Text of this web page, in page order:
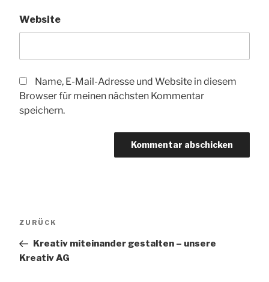
Website
Name, E-Mail-Adresse und Website in diesem
Browser für meinen nächsten Kommentar
speichern.
Vorheriger
ZURÜCK
Kreativ miteinander gestalten – unsere
Kreativ AG